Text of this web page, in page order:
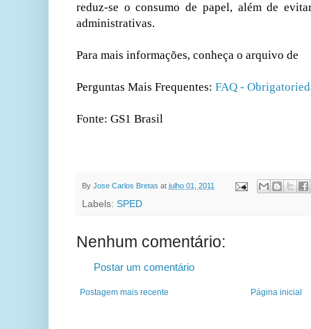
reduz-se o consumo de papel, além de
administrativas.
Para mais informações, conheça o arquivo de
Perguntas Mais Frequentes: FAQ -
Fonte: GS1 Brasil
By Jose Carlos Bretas at julho 01, 2011
Labels: SPED
Nenhum comentário:
Postar um comentário
Postagem mais recente Página inicial